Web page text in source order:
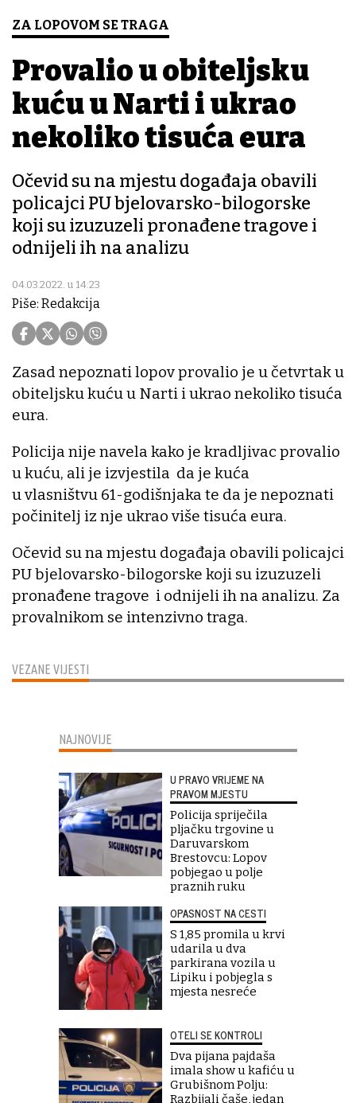
ZA LOPOVOM SE TRAGA
Provalio u obiteljsku
kuću u Narti i ukrao
nekoliko tisuća eura
Očevid su na mjestu događaja obavili
policajci PU bjelovarsko-bilogorske
koji su izuzuzeli pronađene tragove i
odnijeli ih na analizu
04.03.2022. u 14:23
Piše: Redakcija
VEZANE VIJESTI
Zasad nepoznati lopov provalio je u četvrtak u
obiteljsku kuću u Narti i ukrao nekoliko tisuća
eura.
Policija nije navela kako je kradljivac provalio
u kuću, ali je izvjestila da je kuća
u vlasništvu 61-godišnjaka te da je nepoznati
počinitelj iz nje ukrao više tisuća eura.
Očevid su na mjestu događaja obavili policajci
PU bjelovarsko-bilogorske koji su izuzuzeli
pronađene tragove i odnijeli ih na analizu. Za
provalnikom se intenzivno traga.
NAJNOVIJE
U PRAVO VRIJEME NA
PRAVOM MJESTU
Policija spriječila
pljačku trgovine u
Daruvarskom
Brestovcu: Lopov
pobjegao u polje
praznih ruku
OPASNOST NA CESTI
S 1,85 promila u krvi
udarila u dva
parkirana vozila u
Lipiku i pobjegla s
mjesta nesreće
OTELI SE KONTROLI
Dva pijana pajdaša
imala show u kafiću u
Grubišnom Polju:
Razbijali čaše, jedan